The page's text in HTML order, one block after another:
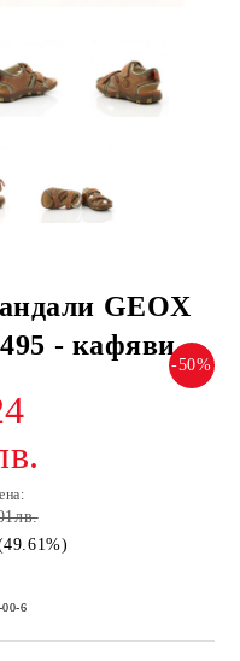
GEOX
- кафяви
-50%
00-6